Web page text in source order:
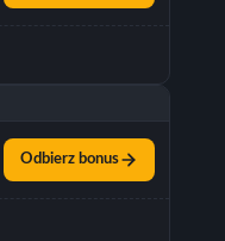
Odbierz bonus